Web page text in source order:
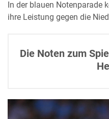
In der blauen Notenparade
ihre Leistung gegen die
Die Noten zum